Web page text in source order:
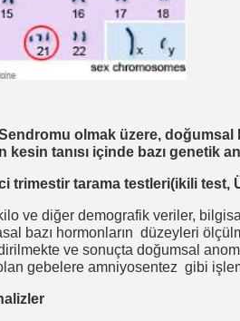
olmak üzere,
kesin tanısı içinde bazı genetik
trimestir tarama testleri(ikili test,
ve diğer demografik veriler,
bazı hormonların düzeyleri
ve sonuçta doğumsal
gebelere amniyosentez gibi